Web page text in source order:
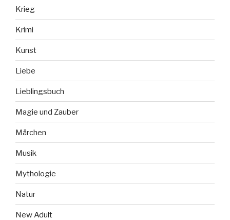
Krieg
Krimi
Kunst
Liebe
Lieblingsbuch
Magie und Zauber
Märchen
Musik
Mythologie
Natur
New Adult